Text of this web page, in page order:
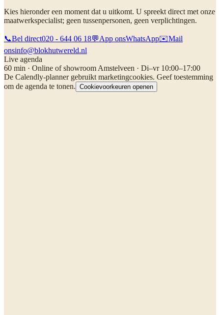
Kies hieronder een moment dat u uitkomt. U spreekt direct met onze
maatwerkspecialist; geen tussenpersonen, geen verplichtingen.
📞Bel direct020 - 644 06 18💬App onsWhatsApp✉️Mail
onsinfo@blokhutwereld.nl
Live agenda
60 min · Online of showroom Amstelveen · Di–vr 10:00–17:00
De Calendly-planner gebruikt marketingcookies. Geef toestemming
om de agenda te tonen. Cookievoorkeuren openen